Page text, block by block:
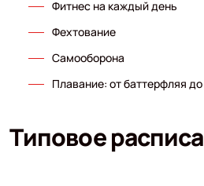
Фитнес на каждый день
Фехтование
Самооборона
Плавание: от баттерфляя
Типовое